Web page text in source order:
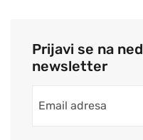
Prijavi se na
newsletter